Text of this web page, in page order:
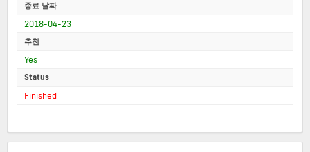
종료 날짜
2018-04-23
추천
Yes
Status
Finished